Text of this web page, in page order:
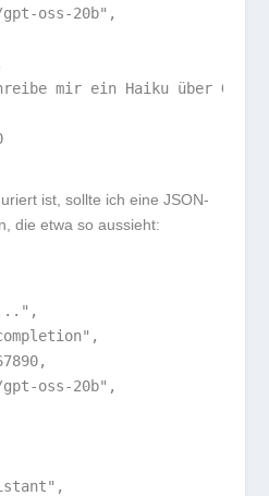
oss-20b",
mir ein Haiku über GPUs
ist, sollte ich eine JSON-
die etwa so aussieht:
oss-20b",